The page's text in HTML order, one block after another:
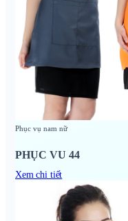
Phục vụ nam nữ
PHỤC VU 44
Xem chi tiết